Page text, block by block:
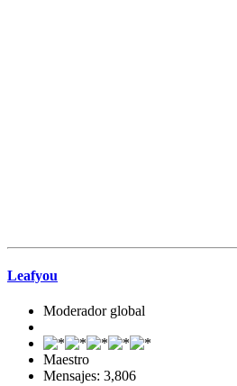
Leafyou
Moderador global
Maestro
Mensajes: 3,806